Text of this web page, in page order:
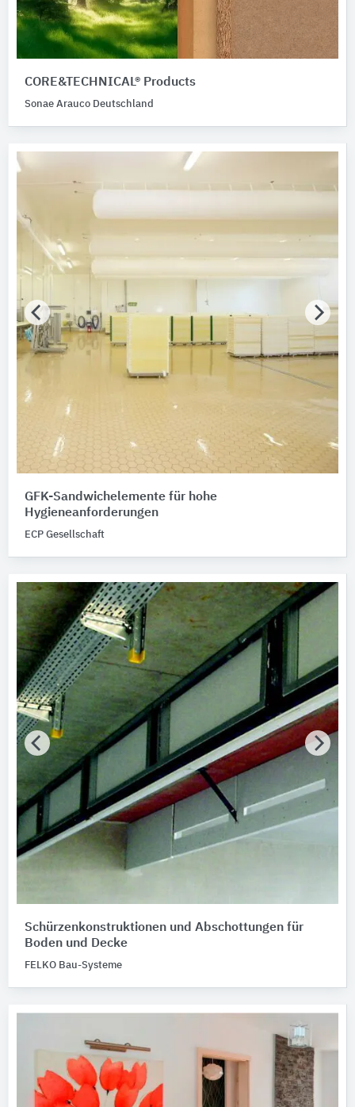
CORE&TECHNICAL® Products
Sonae Arauco Deutschland
GFK-Sandwichelemente für hohe
Hygieneanforderungen
ECP Gesellschaft
Schürzenkonstruktionen und Abschottungen für
Boden und Decke
FELKO Bau-Systeme